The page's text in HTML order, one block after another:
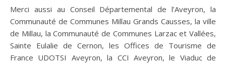
Merci aussi au Conseil Départemental de l’Aveyron, la
Communauté de Communes Millau Grands Causses, la ville
de Millau, la Communauté de Communes Larzac et Vallées,
Sainte Eulalie de Cernon, les Offices de Tourisme de
France UDOTSI Aveyron, la CCI Aveyron, le Viaduc de